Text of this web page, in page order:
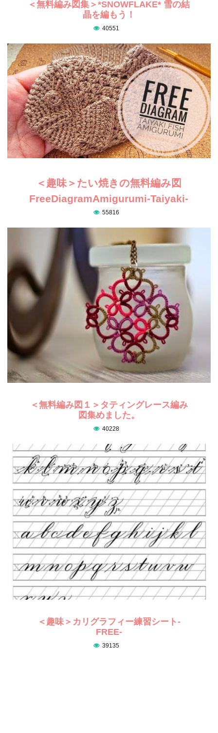
＜無料編み図集＞*SNOWFLAKE* 雪の結
晶を編もう！
40551
＜趣味＞たい焼きの無料編み図
FreeDiagramAmigurumi-Taiyaki-
55816
＜無料編み図１＞タティングレース編み
図集めました。
40228
＜趣味＞カリグラフィー練習シート-
FREE-
39135